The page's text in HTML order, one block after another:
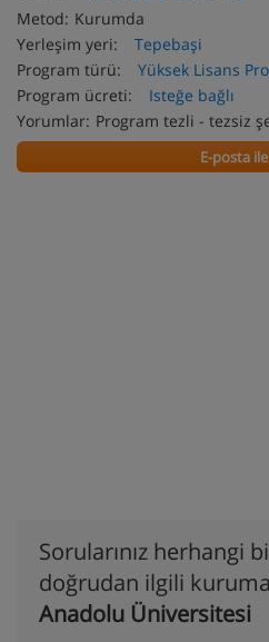
Metod: Kurumda
Yerleşim yeri:
Tepebaşi
Program türü:
Yüksek Lisans
Program ücreti:
Isteğe bağlı
Yorumlar: Program tezli - tezsiz
E-posta
Sorularınız herhangi
doğrudan ilgili
Anadolu Üniversitesi